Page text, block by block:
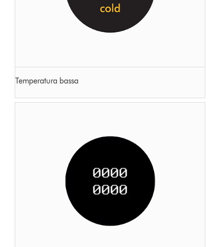
Temperatura bassa